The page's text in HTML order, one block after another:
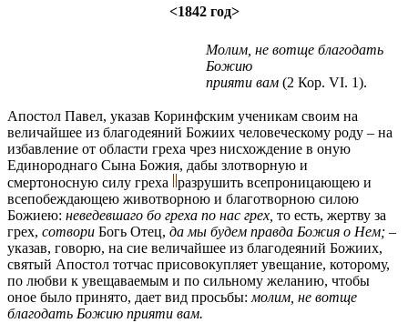
<1842 год>
Молим, не вотще благодать
Божию
прияти вам (2 Кор. VI. 1).
Апостол Павел, указав Коринфским ученикам своим на
величайшее из благодеяний Божиих человеческому роду – на
избавление от области греха чрез нисхождение в оную
Единороднаго Сына Божия, дабы злотворную и
смертоносную силу греха
разрушить всепроницающею и
всепобеждающею животворною и благотворною силою
Божиею: неведевшаго бо греха по нас грех, то есть, жертву за
грех, сотвори Богь Отец, да мы будем правда Божия о Нем; –
указав, говорю, на сие величайшее из благодеяний Божиих,
святый Апостол тотчас присовокупляет увещание, которому,
по любви к увещаваемым и по сильному желанию, чтобы
оное было принято, дает вид просьбы: молим, не вотще
благодать Божию прияти вам.